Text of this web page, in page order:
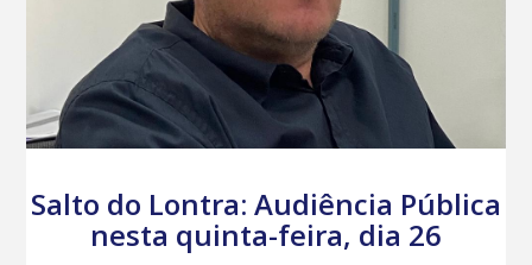
Salto do Lontra: Audiência Pública
nesta quinta-feira, dia 26